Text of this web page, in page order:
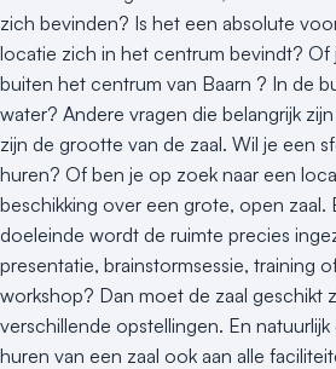
zich bevinden? Is het een absolute
locatie zich in het centrum bevindt? Of
buiten het centrum van Baarn ? In de
water? Andere vragen die belangrijk
zijn de grootte van de zaal. Wil je een
huren? Of ben je op zoek naar een
beschikking over een grote, open zaal.
doeleinde wordt de ruimte precies
presentatie, brainstormsessie, training
workshop? Dan moet de zaal geschikt
verschillende opstellingen. En
huren van een zaal ook aan alle